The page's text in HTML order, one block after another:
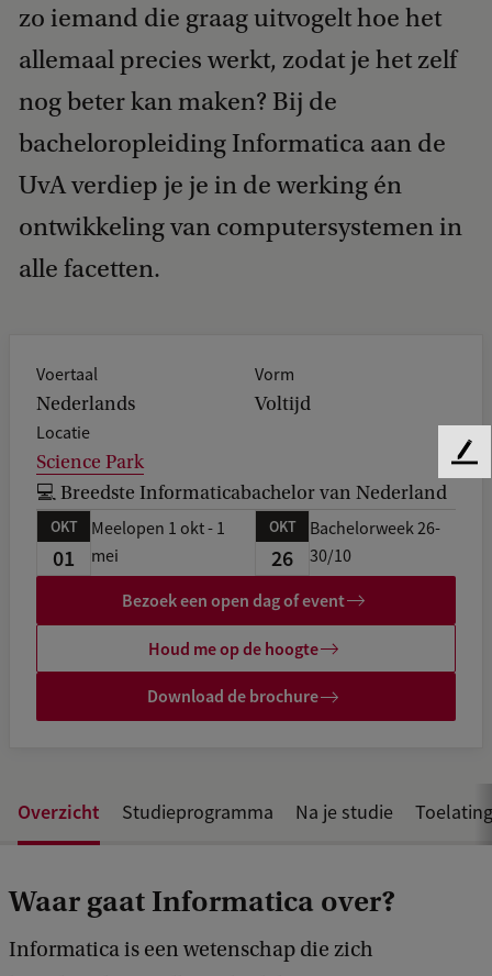
zo iemand die graag uitvogelt hoe het
allemaal precies werkt, zodat je het zelf
nog beter kan maken? Bij de
bacheloropleiding Informatica aan de
UvA verdiep je je in de werking én
ontwikkeling van computersystemen in
alle facetten.
Voertaal
Nederlands
Vorm
Voltijd
Locatie
Science Park
💻 Breedste Informaticabachelor van Nederland
OKT
01
Meelopen 1 okt - 1
mei
OKT
26
Bachelorweek 26-
30/10
Bezoek een open dag of event
Houd me op de hoogte
Download de brochure
Overzicht Studieprogramma Na je studie
Waar gaat Informatica over?
Informatica is een wetenschap die zich
F